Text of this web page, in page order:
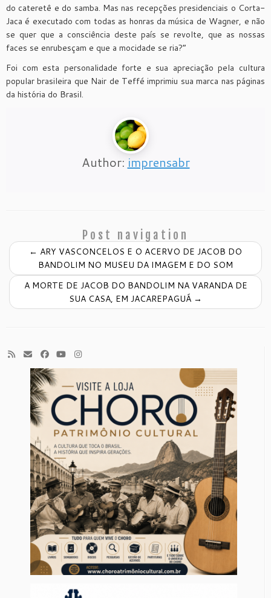
do cateretê e do samba. Mas nas recepções presidenciais o Corta-
Jaca é executado com todas as honras da música de Wagner, e não
se quer que a consciência deste país se revolte, que as nossas
faces se enrubesçam e que a mocidade se ria?”
Foi com esta personalidade forte e sua apreciação pela cultura
popular brasileira que Nair de Teffé imprimiu sua marca nas páginas
da história do Brasil.
Author: imprensabr
Post navigation
← ARY VASCONCELOS E O ACERVO DE JACOB DO
BANDOLIM NO MUSEU DA IMAGEM E DO SOM
A MORTE DE JACOB DO BANDOLIM NA VARANDA DE
SUA CASA, EM JACAREPAGUÁ →